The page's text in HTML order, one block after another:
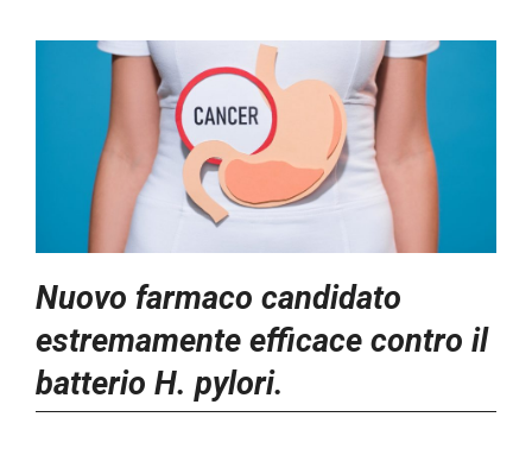
Nuovo farmaco candidato
estremamente efficace contro il
batterio H. pylori.